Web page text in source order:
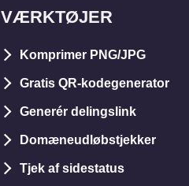
VÆRKTØJER
Komprimer PNG/JPG
Gratis QR-kodegenerator
Generér delingslink
Domæneudløbstjekker
Tjek af sidestatus